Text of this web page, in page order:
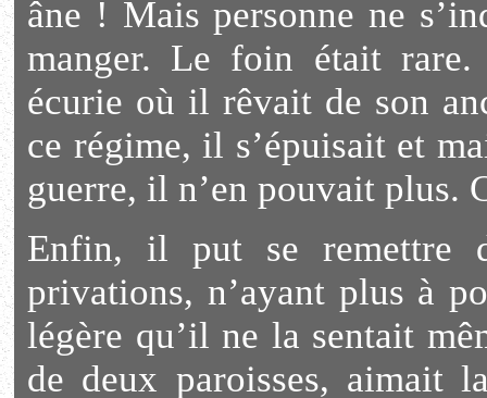
âne ! Mais personne ne
manger. Le foin était
écurie où il rêvait de son
ce régime, il s’épuisait et
guerre, il n’en pouvait plus.
Enfin, il put se remettre
privations, n’ayant plus à
légère qu’il ne la sentait
de deux paroisses, aimait